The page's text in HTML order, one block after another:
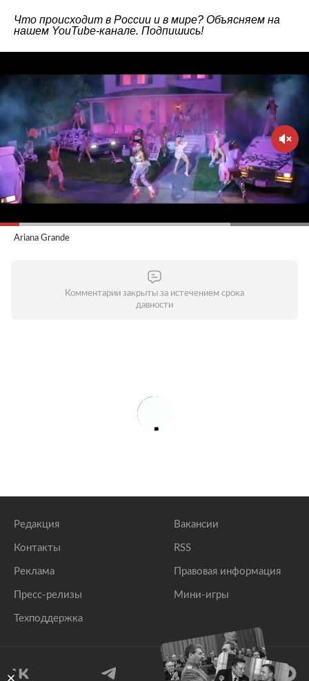
Что происходит в России и в мире? Объясняем на
нашем YouTube-канале. Подпишись!
Ariana Grande
Комментарии закрыты за истечением срока
давности
Редакция
Контакты
Реклама
Пресс-релизы
Техподдержка
Вакансии
RSS
Правовая информация
Мини-игры